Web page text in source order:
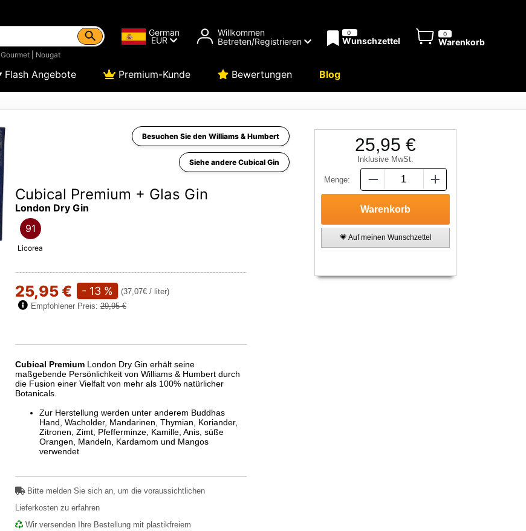
Gourmet| Nougat
German
EUR
Willkommen
Betreten/Registrieren
0
Wunschzettel
0
Warenkorb
Flash Angebote Premium-Kunde Bewertungen Blog
Besuchen Sie den Williams & Humbert
Siehe andere Cubical Gin
Cubical Premium + Glas Gin
London Dry Gin
91
Licorea
25,95 € - 13 %
(37,07€ / liter)
Empfohlener Preis:29,95 €
Cubical PremiumLondon Dry Gin erhält seine
maßgebende Persönlichkeit von Williams & Humbert durch
die Fusion einer Vielfalt von mehr als 100% natürlicher
Botanicals.
Zur Herstellung werden unter anderem Buddhas
Hand, Wacholder, Mandarinen, Thymian, Koriander,
Zitronen, Zimt, Pfefferminze, Kamille, Anis, süße
Orangen, Mandeln, Kardamom und Mangos
verwendet
Bitte melden Sie sich an, um die voraussichtlichen
Lieferkosten zu erfahren
Wir versenden Ihre Bestellung mit plastikfreiem
25,95 €
Inklusive MwSt.
Menge:
💗 Auf meinen Wunschzettel